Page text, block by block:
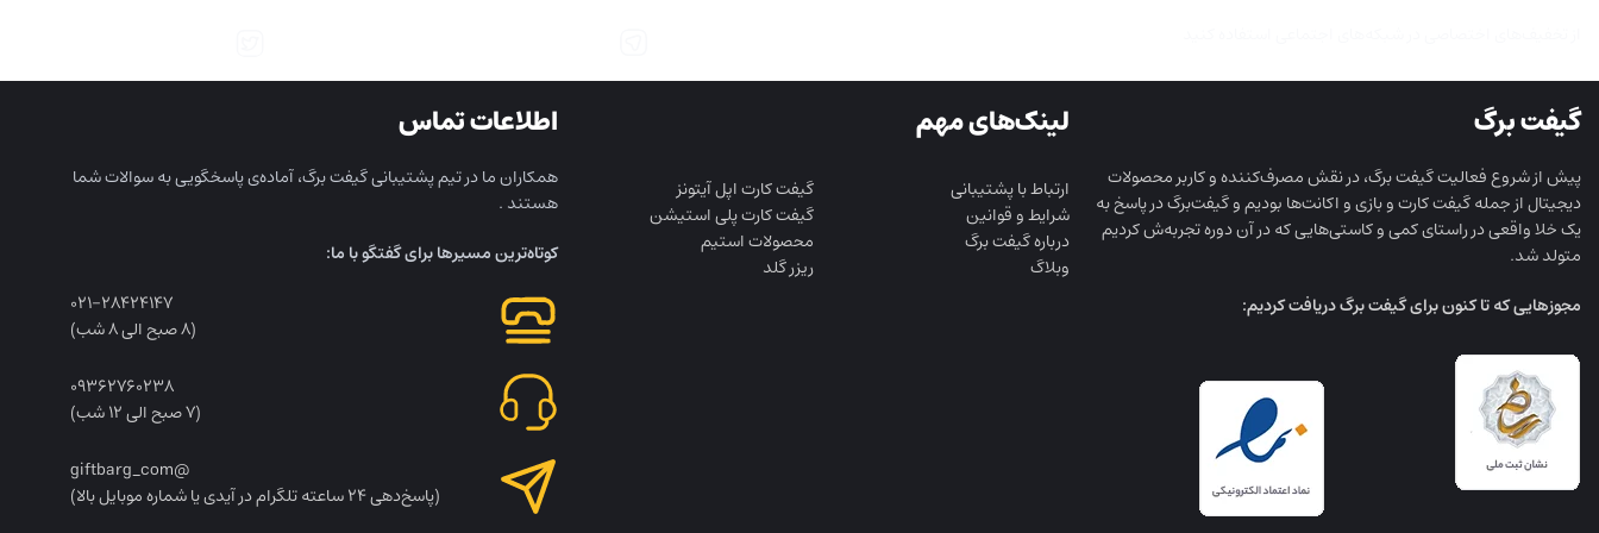
گیفت برگ
پیش از شروع فعالیت گیفت برگ، در نقش مصرف‌کننده و کاربر محصولات
دیجیتال از جمله گیفت کارت و بازی و اکانت‌ها بودیم و گیفت‌برگ در پاسخ به
یک خلا واقعی در راستای کمی و کاستی‌هایی که در آن دوره تجربه‌ش کردیم
متولد شد.
مجوز‌هایی که تا کنون برای گیفت برگ دریافت کردیم:
لینک‌های مهم
ارتباط با پشتیبانی
شرایط و قوانین
درباره گیفت برگ
وبلاگ
گیفت کارت اپل آیتونز
گیفت کارت پلی استیشن
محصولات استیم
ریزر گلد
اطلاعات تماس
همکاران ما در تیم پشتیبانی گیفت برگ، آماده‌ی پاسخگویی به سوالات شما
هستند .
کوتاه‌ترین مسیرها برای گفتگو با ما:
۰۲۱-۲۸۴۲۴۱۴۷
(۸ صبح الی ۸ شب)
۰۹۳۶۲۷۶۰۲۳۸
(۷ صبح الی ۱۲ شب)
@giftbarg_com
(پاسخ‌دهی ۲۴ ساعته تلگرام در آیدی یا شماره موبایل بالا)